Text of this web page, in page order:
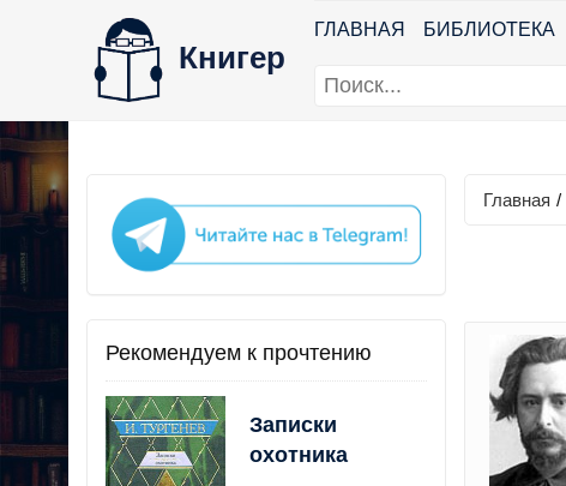
Книгер
ГЛАВНАЯ БИБЛИОТЕКА
Рекомендуем к прочтению
Записки
охотника
Главная /